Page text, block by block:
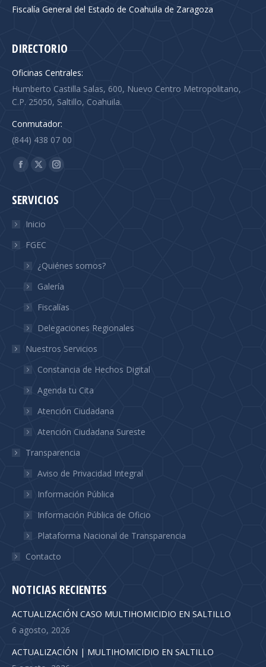
Fiscalía General del Estado de Coahuila de Zaragoza
DIRECTORIO
Oficinas Centrales:
Humberto Castilla Salas, 600, Nuevo Centro Metropolitano,
C.P. 25050, Saltillo, Coahuila.
Conmutador:
(844) 438 07 00
Find us on:
Facebook
opens
window
X
opens
window
Instagram
opens
SERVICIOS
Inicio
FGEC
¿Quiénes somos?
Galería
Fiscalías
Delegaciones Regionales
Nuestros Servicios
Constancia de Hechos Digital
Agenda tu Cita
Atención Ciudadana
Atención Ciudadana Sureste
Transparencia
Aviso de Privacidad Integral
Información Pública
Información Pública de Oficio
Plataforma Nacional de Transparencia
Contacto
NOTICIAS RECIENTES
ACTUALIZACIÓN CASO MULTIHOMICIDIO EN SALTILLO
6 agosto, 2026
ACTUALIZACIÓN | MULTIHOMICIDIO EN SALTILLO